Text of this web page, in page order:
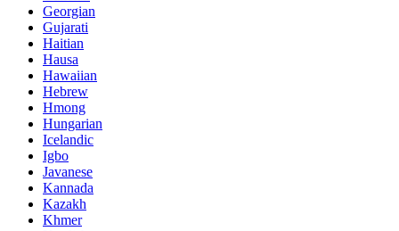
Georgian
Gujarati
Haitian
Hausa
Hawaiian
Hebrew
Hmong
Hungarian
Icelandic
Igbo
Javanese
Kannada
Kazakh
Khmer